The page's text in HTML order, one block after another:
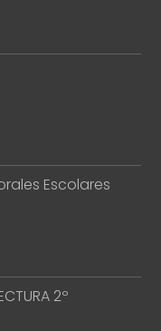
Escolares
2º